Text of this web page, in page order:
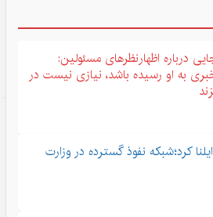
درباره اظهارنظرهای مسئولین:
به او رسیده باشد، نیازی نیست در
کرد؛شبکه نفوذ گسترده در وزارت